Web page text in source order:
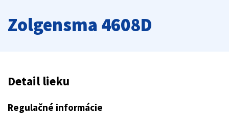
Zolgensma 4608D
Detail lieku
Regulačné informácie